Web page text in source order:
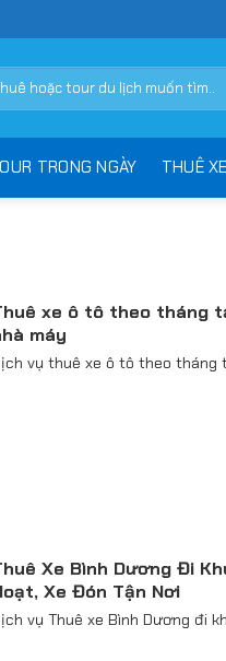
TRONG NGÀY THUÊ
xe ô tô theo tháng
máy
vụ thuê xe ô tô theo tháng
Xe Bình Dương Đi
Xe Đón Tận Nơi
vụ Thuê xe Bình Dương đi